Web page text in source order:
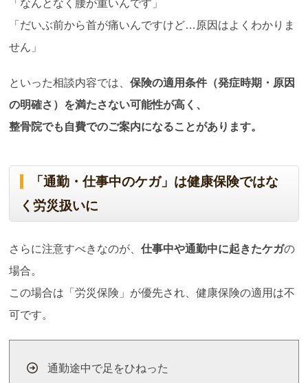
「なんとなく腰が重いんです」
「だいぶ前から首が痛いんですけど…原因はよくわかりま
せん」
といった相談内容では、保険の適用条件（発症時期・原因
の明確さ）を満たさない可能性が高く、
整骨院でも自費でのご案内になることがあります。
「通勤・仕事中のケガ」は健康保険ではな
く労災扱いに
さらに注意すべきなのが、仕事中や通勤中に起きたケガの
場合。
この場合は「労災保険」が優先され、健康保険の適用は不
可です。
通勤途中で足をひねった